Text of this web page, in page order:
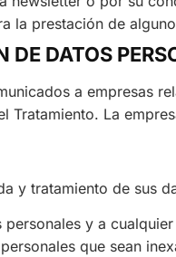
la prestación de
DE DATOS
a empresas
Tratamiento. La
y tratamiento de sus
y a
que sean